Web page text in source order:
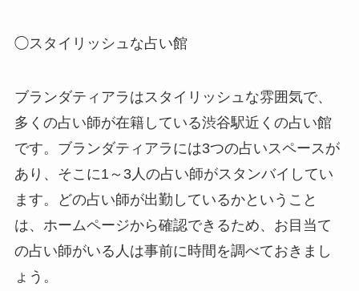
◯スタイリッシュな占い館
ブランダティアラはスタイリッシュな雰囲気で、
多くの占い師が在籍している渋谷駅近くの占い館
です。ブランダティアラには3つの占いスペースが
あり、そこに1～3人の占い師がスタンバイしてい
ます。どの占い師が出勤しているかということ
は、ホームページから確認できるため、お目当て
の占い師がいる人は事前に時間を調べておきまし
ょう。